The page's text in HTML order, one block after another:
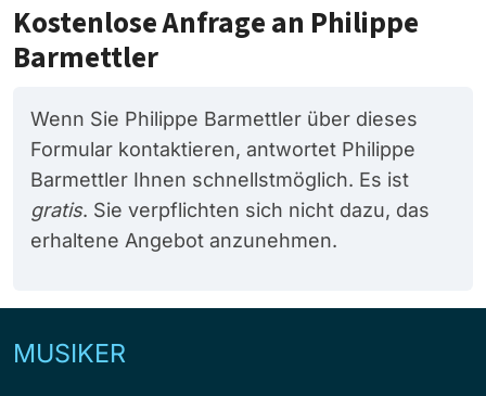
Kostenlose Anfrage an Philippe
Barmettler
Wenn Sie Philippe Barmettler über dieses
Formular kontaktieren, antwortet Philippe
Barmettler Ihnen schnellstmöglich. Es ist
gratis. Sie verpflichten sich nicht dazu, das
erhaltene Angebot anzunehmen.
MUSIKER